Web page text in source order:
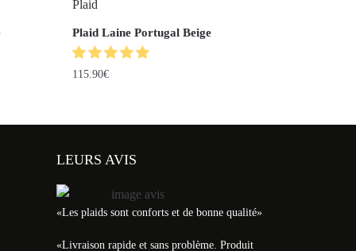
Plaid Laine Portugal Beige
115.90€
LEURS AVIS
«Les plaids sont conforts et de bonne qualité»
«Livraison rapide et sans problème. Produit